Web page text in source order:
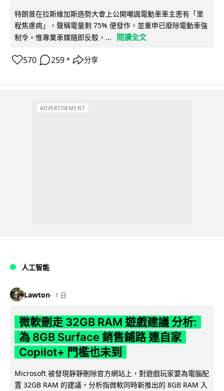
特朗普在拉斯維加斯造勢大會上公開嘲諷電動車車主患有「里
程焦慮病」，聲稱電量剩 75% 便發作，並重申已廢除電動車強
制令。惟專業車媒隨即反駁，...
閱讀全文
570 259 ↗ 分享
ADVERTISEMENT
人工智能
Lawton 1 日
微軟刪走 32GB RAM 遊戲建議 分析:
為 8GB Surface 銷售鋪路 連自家
Copilot+ 門檻也未到
Microsoft 被發現靜靜刪除官方網站上，對遊戲玩家要為電腦配
置 32GB RAM 的建議。分析指微軟同時新推出的 8GB RAM 入